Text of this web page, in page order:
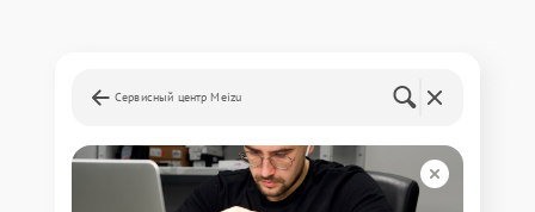
Сервисный центр Meizu